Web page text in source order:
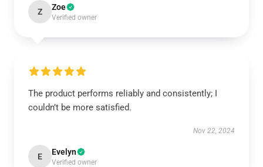
Z Zoe
Verified owner
The product performs reliably and consistently; I
couldn’t be more satisfied.
Nov 22, 2024
E Evelyn
Verified owner